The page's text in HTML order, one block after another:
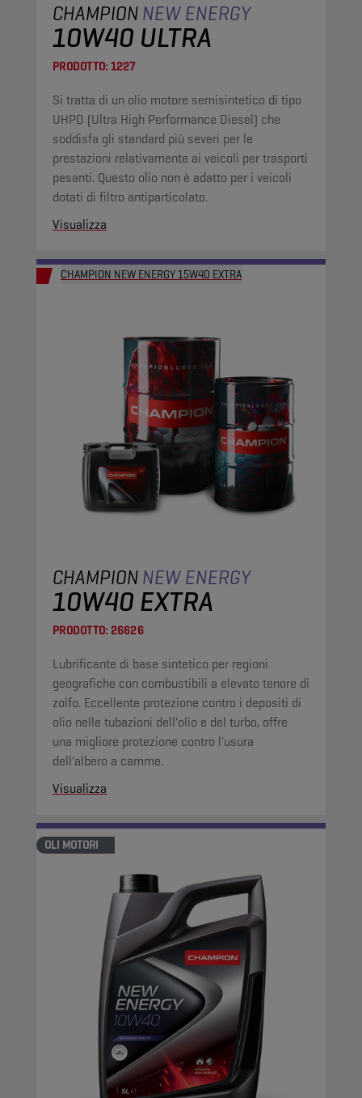
CHAMPIONNEW ENERGY
10W40 ULTRA
PRODOTTO: 1227
Si tratta di un olio motore semisintetico di tipo
UHPD (Ultra High Performance Diesel) che
soddisfa gli standard più severi per le
prestazioni relativamente ai veicoli per trasporti
pesanti. Questo olio non è adatto per i veicoli
dotati di filtro antiparticolato.
Visualizza
CHAMPION NEW ENERGY 15W40 EXTRA
CHAMPIONNEW ENERGY
10W40 EXTRA
PRODOTTO: 26626
Lubrificante di base sintetico per regioni
geografiche con combustibili a elevato tenore di
zolfo. Eccellente protezione contro i depositi di
olio nelle tubazioni dell'olio e del turbo, offre
una migliore protezione contro l'usura
dell'albero a camme.
Visualizza
OLI MOTORI